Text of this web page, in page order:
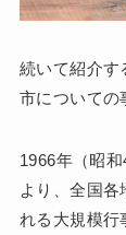
続いて紹介す
市についての
1966年（昭
より、全国
れる大規模行